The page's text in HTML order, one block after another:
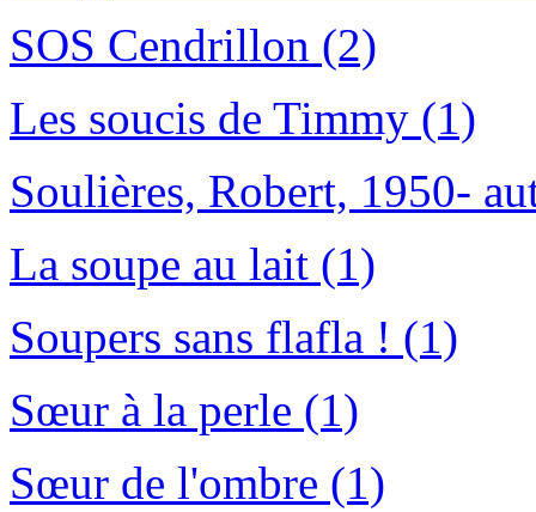
SOS Cendrillon (2)
Les soucis de Timmy (1)
Soulières, Robert, 1950-
La soupe au lait (1)
Soupers sans flafla ! (1)
Sœur à la perle (1)
Sœur de l'ombre (1)